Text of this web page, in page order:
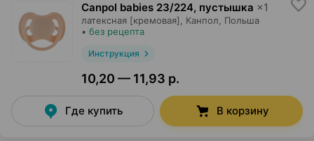
Canpol babies 23/224, пустышка ×1
латексная [кремовая], Канпол , Польша
• без рецепта
Инструкция
10,20 — 11,93 р.
Где купить В корзину